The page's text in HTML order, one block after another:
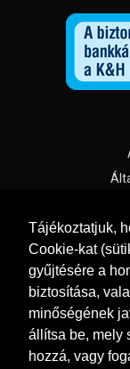
Tájékoztatjuk,
Cookie-kat
gyűjtésére a
biztosítása,
minőségének
állítsa be, mely
hozzá, vagy